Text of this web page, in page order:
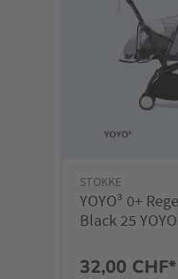
STOKKE
YOYO³ 0+
Black 25
32,00 CHF*